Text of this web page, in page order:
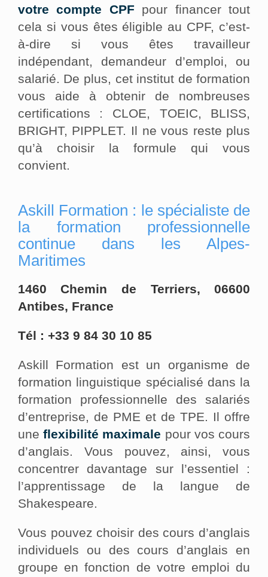
votre compte CPF pour financer tout
cela si vous êtes éligible au CPF, c’est-
à-dire si vous êtes travailleur
indépendant, demandeur d’emploi, ou
salarié. De plus, cet institut de formation
vous aide à obtenir de nombreuses
certifications : CLOE, TOEIC, BLISS,
BRIGHT, PIPPLET. Il ne vous reste plus
qu’à choisir la formule qui vous
convient.
Askill Formation : le spécialiste de
la formation professionnelle
continue dans les Alpes-
Maritimes
1460 Chemin de Terriers, 06600
Antibes, France
Tél : +33 9 84 30 10 85
Askill Formation est un organisme de
formation linguistique spécialisé dans la
formation professionnelle des salariés
d’entreprise, de PME et de TPE. Il offre
uneflexibilité maximale pour vos cours
d’anglais. Vous pouvez, ainsi, vous
concentrer davantage sur l’essentiel :
l’apprentissage de la langue de
Shakespeare.
Vous pouvez choisir des cours d’anglais
individuels ou des cours d’anglais en
groupe en fonction de votre emploi du